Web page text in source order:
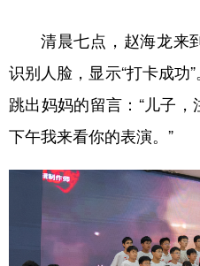
清晨七点，赵海龙来
识别人脸，显示“打卡成功
跳出妈妈的留言：“儿子
下午我来看你的表演。”